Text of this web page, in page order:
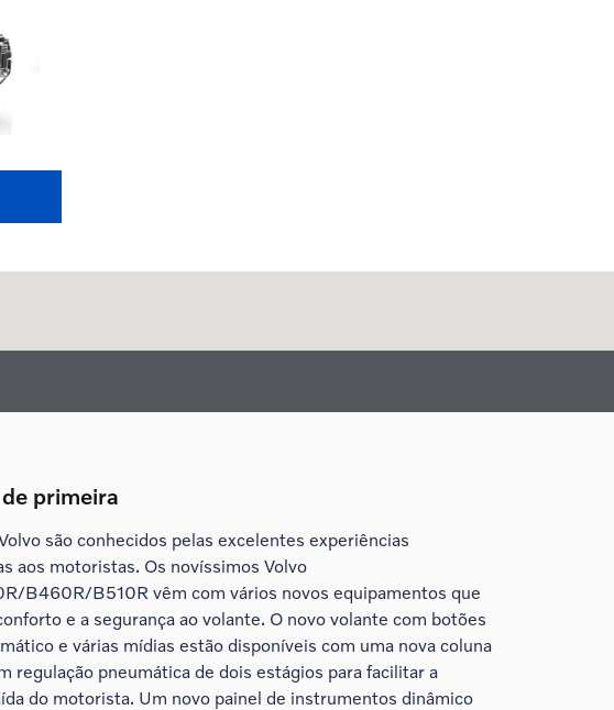
primeira
são conhecidos pelas excelentes experiências
aos motoristas. Os novíssimos Volvo
B460R/B510R vêm com vários novos equipamentos que
e a segurança ao volante. O novo volante com botões
e várias mídias estão disponíveis com uma nova coluna
regulação pneumática de dois estágios para facilitar a
do motorista. Um novo painel de instrumentos dinâmico